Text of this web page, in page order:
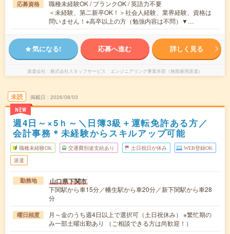
応募資格
職種未経験OK / ブランクOK / 英語力不要
＜未経験、第二新卒OK！＞社会人経験、業界経験、資格は
問いません！※高卒以上の方（勉強内容は不問）▼…
気になる! 応募へ進む 詳しく見る
派遣会社 株式会社スタッフサービス エンジニアリング事業本部（無期雇用派遣）
未読
NEW
掲載日 2026/08/03
週4日～×5ｈ～＼日簿3級＋運転免許ある方／
会計事務＊未経験からスキルアップ可能
職種未経験OK 交通費別途支給あり 土日祝日が休み WEB登録OK
派遣
勤務地 山口県下関市
下関駅から車15分／幡生駅から車20分／新下関駅から車28
分
曜日頻度
月～金のうち週4日以上で選択可（土日祝休み） ※繁忙期の
み一部土曜出勤あり （ご相談できる方は尚歓迎！）